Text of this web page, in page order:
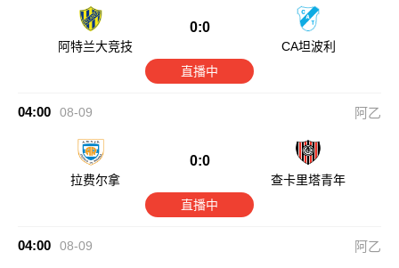
阿特兰大竞技
0:0
CA坦波利
直播中
04:00 08-09 阿乙
拉费尔拿
0:0
查卡里塔青年
直播中
04:00 08-09 阿乙